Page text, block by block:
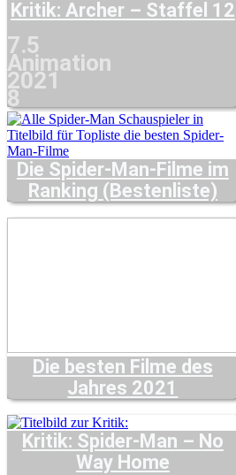
Kritik: Archer – Staffel 12
7.5
Animation
2021
8
Die Spider-Man-Filme im
Ranking (Bestenliste)
Die besten Filme des
Jahres 2021
Kritik: Spider-Man – No
Way Home